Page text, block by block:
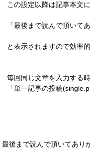
この設定以降は記事本文
「最後まで読んで頂いて
と表示されますので効率的
毎回同じ文章を入力する
「単一記事の投稿
最後まで読んで頂いてあり